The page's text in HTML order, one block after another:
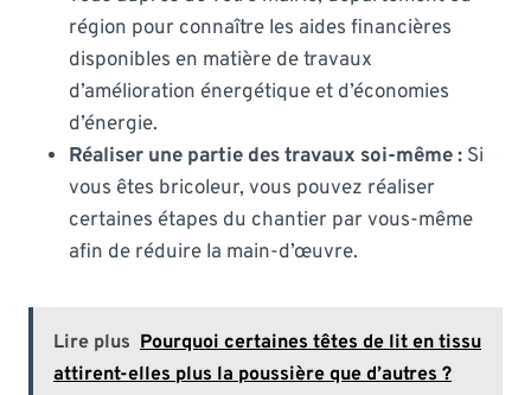
région pour connaître les aides financières
disponibles en matière de travaux
d’amélioration énergétique et d’économies
d’énergie.
Réaliser une partie des travaux soi-même : Si
vous êtes bricoleur, vous pouvez réaliser
certaines étapes du chantier par vous-même
afin de réduire la main-d’œuvre.
Lire plus Pourquoi certaines têtes de lit en tissu
attirent-elles plus la poussière que d’autres ?